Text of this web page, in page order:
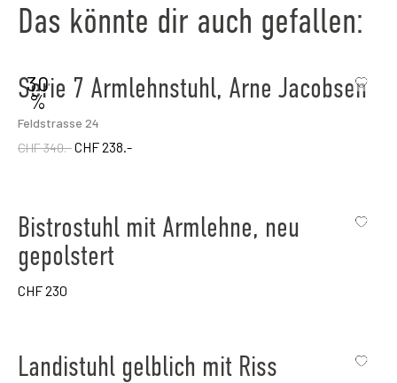
Das könnte dir auch gefallen:
30
%
Serie 7 Armlehnstuhl, Arne Jacobsen
Feldstrasse 24
CHF 340.-CHF 238.-
Bistrostuhl mit Armlehne, neu
gepolstert
CHF230
Landistuhl gelblich mit Riss